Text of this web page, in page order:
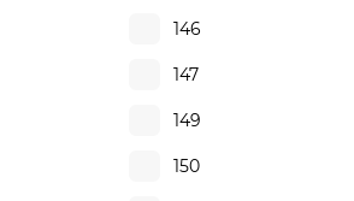
146
147
149
150